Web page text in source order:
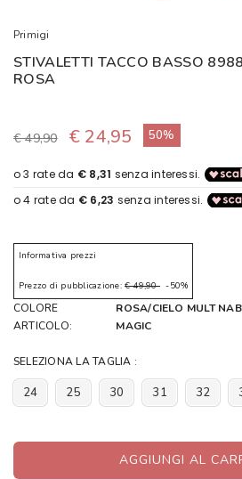
Primigi
STIVALETTI TACCO BASSO
ROSA
€ 49,90 € 24,95 50%
Informativa prezzi
Prezzo di pubblicazione: € 49,90-50%
COLORE
ARTICOLO:
ROSA/CIELO MULT
MAGIC
SELEZIONA LA TAGLIA :
24 25 30 31 32
AGGIUNGI AL